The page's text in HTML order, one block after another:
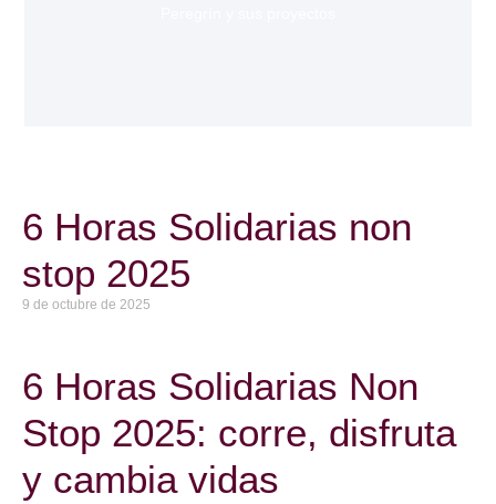
6 Horas Solidarias non
stop 2025
9 de octubre de 2025
6 Horas Solidarias Non
Stop 2025: corre, disfruta
y cambia vidas